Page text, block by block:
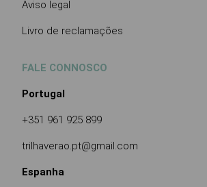
Aviso legal
Livro de reclamações
FALE CONNOSCO
Portugal
+351 961 925 899
trilhaverao.pt@gmail.com
Espanha